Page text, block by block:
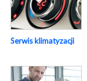
Serwis klimatyzacji